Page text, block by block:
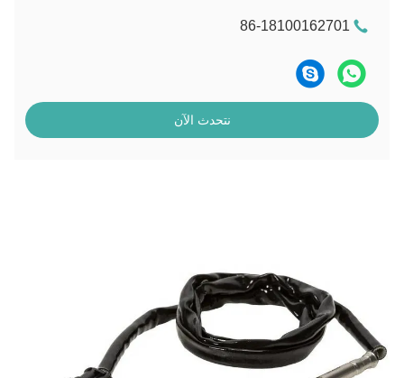
86-18100162701
نتحدث الآن